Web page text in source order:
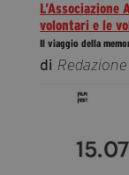
L’Associazione
volontari e le
Il viaggio della
di